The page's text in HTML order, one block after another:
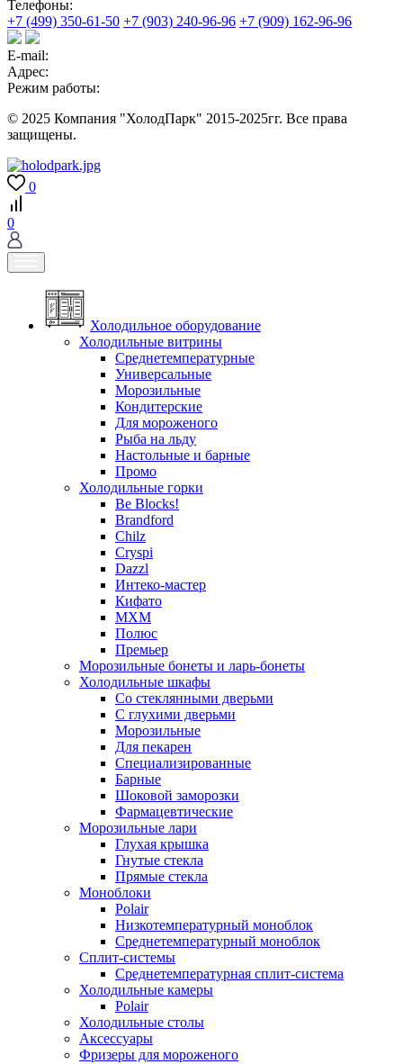
Телефоны:
+7 (499) 350-61-50 +7 (903) 240-96-96 +7 (909) 162-96-96
E-mail:
Адрес:
Режим работы:
© 2025 Компания "ХолодПарк" 2015-2025гг. Все права
защищены.
0
0
Холодильное оборудование
Холодильные витрины
Среднетемпературные
Универсальные
Морозильные
Кондитерские
Для мороженого
Рыба на льду
Настольные и барные
Промо
Холодильные горки
Be Blocks!
Brandford
Chilz
Cryspi
Dazzl
Интеко-мастер
Кифато
МХМ
Полюс
Премьер
Морозильные бонеты и ларь-бонеты
Холодильные шкафы
Со стеклянными дверьми
С глухими дверьми
Морозильные
Для пекарен
Специализированные
Барные
Шоковой заморозки
Фармацевтические
Морозильные лари
Глухая крышка
Гнутые стекла
Прямые стекла
Моноблоки
Polair
Низкотемпературный моноблок
Среднетемпературный моноблок
Сплит-системы
Среднетемпературная сплит-система
Холодильные камеры
Polair
Холодильные столы
Аксессуары
Фризеры для мороженого